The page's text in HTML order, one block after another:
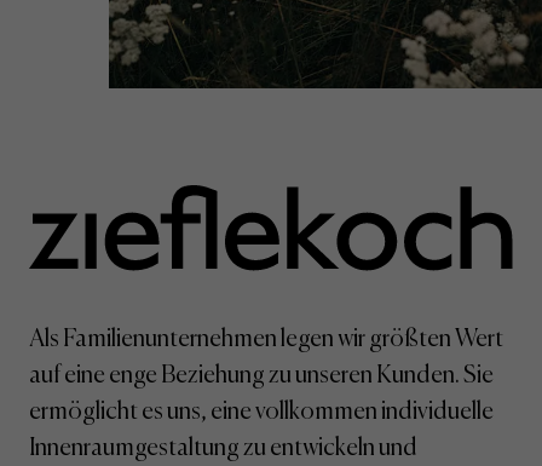
Als Familienunternehmen legen wir größten Wert
auf eine enge Beziehung zu unseren Kunden. Sie
ermöglicht es uns, eine vollkommen individuelle
Innenraumgestaltung zu entwickeln und